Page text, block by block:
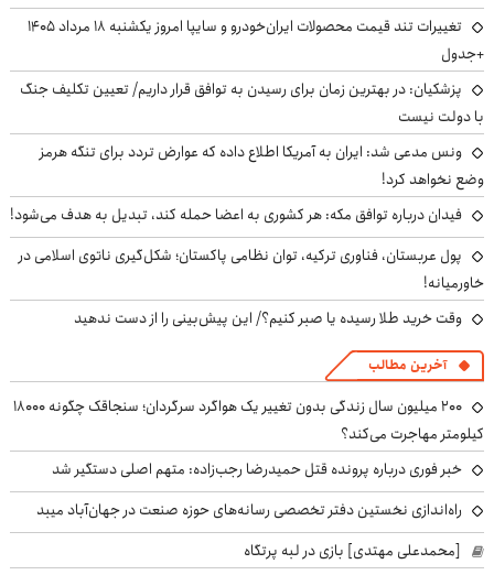
تغییرات تند قیمت محصولات ایران‌خودرو و سایپا امروز یکشنبه ۱۸ مرداد ۱۴۰۵
+جدول
پزشکیان‌: در بهترین زمان برای رسیدن به توافق قرار داریم/ تعیین تکلیف جنگ
با دولت نیست
ونس مدعی شد: ایران به آمریکا اطلاع داده که عوارض تردد برای تنگه هرمز
وضع نخواهد کرد!
فیدان درباره توافق مکه: هر کشوری به اعضا حمله کند، تبدیل به هدف می‌شود!
پول عربستان، فناوری ترکیه، توان نظامی پاکستان؛ شکل‌گیری ناتوی اسلامی در
خاورمیانه!
وقت خرید طلا رسیده یا صبر کنیم؟/ این پیش‌بینی را از دست ندهید
آخرین مطالب
۲۰۰ میلیون سال زندگی بدون تغییر یک هواگرد سرگردان؛ سنجاقک‌ چگونه ۱۸۰۰۰
کیلومتر مهاجرت می‌کند؟
خبر فوری درباره پرونده قتل حمیدرضا رجب‌زاده: متهم اصلی دستگیر شد
راه‌اندازی نخستین دفتر تخصصی رسانه‌های حوزه صنعت در جهان‌آباد میبد
[محمدعلی مهتدی] بازی در لبه پرتگاه